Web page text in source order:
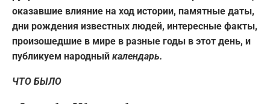
оказавшие влияние на ход истории, памятные даты,
дни рождения известных людей, интересные факты,
произошедшие в мире в разные годы в этот день, и
публикуем народный календарь.
ЧТО БЫЛО